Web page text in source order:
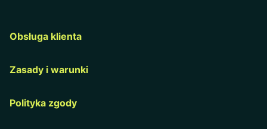
Obsługa klienta
Zasady i warunki
Polityka zgody